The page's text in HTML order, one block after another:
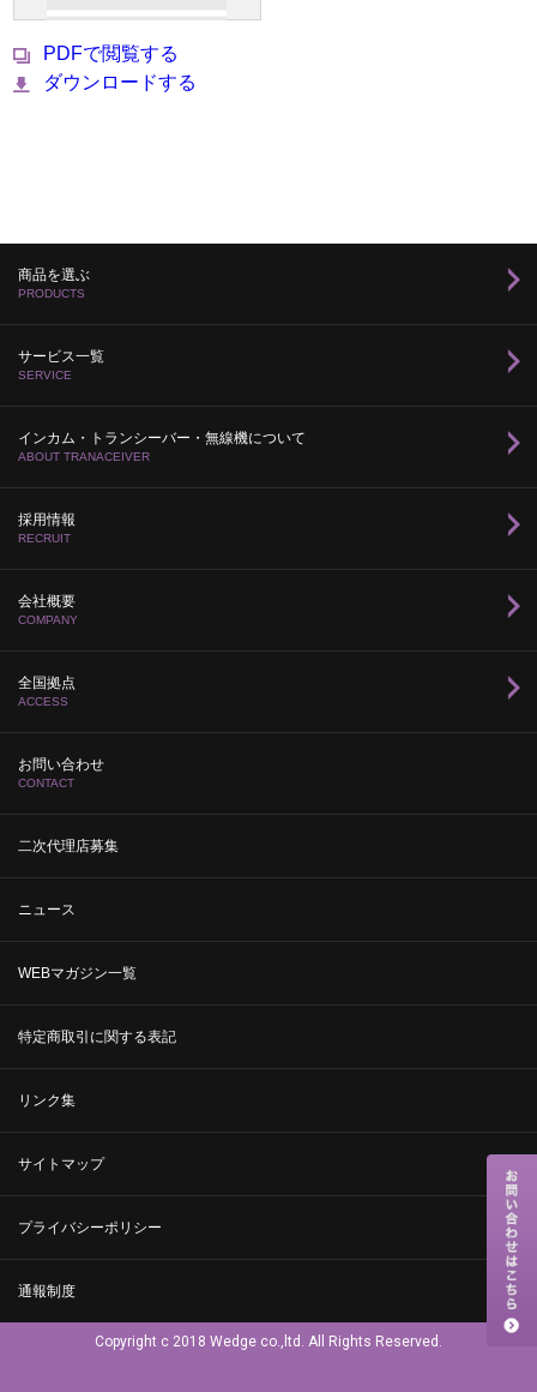
PDFで閲覧する
ダウンロードする
商品を選ぶ
PRODUCTS
サービス一覧
SERVICE
インカム・トランシーバー・無線機について
ABOUT TRANACEIVER
採用情報
RECRUIT
会社概要
COMPANY
全国拠点
ACCESS
お問い合わせ
CONTACT
二次代理店募集
ニュース
WEBマガジン一覧
特定商取引に関する表記
リンク集
サイトマップ
プライバシーポリシー
通報制度
Copyright c 2018 Wedge co.,ltd. All Rights Reserved.